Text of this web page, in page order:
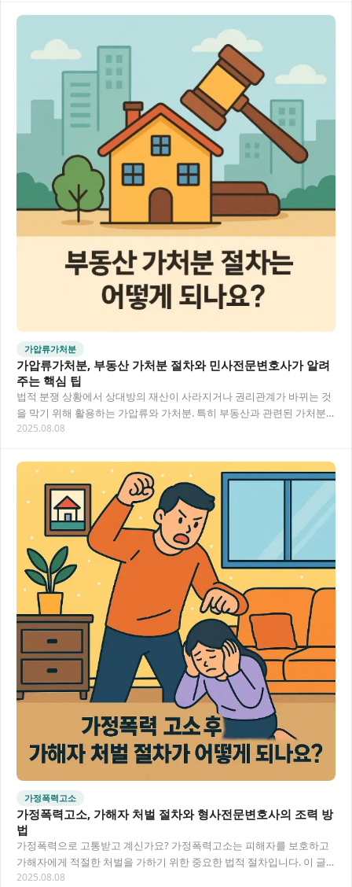
가압류가처분
가압류가처분, 부동산 가처분 절차와 민사전문변호사가 알려
주는 핵심 팁
법적 분쟁 상황에서 상대방의 재산이 사라지거나 권리관계가 바뀌는 것
을 막기 위해 활용하는 가압류와 가처분. 특히 부동산과 관련된 가처분
은 복잡한 절차와 법적 요건이 필요해요. 이…
2025.08.08
가정폭력고소
가정폭력고소, 가해자 처벌 절차와 형사전문변호사의 조력 방
법
가정폭력으로 고통받고 계신가요? 가정폭력고소는 피해자를 보호하고
가해자에게 적절한 처벌을 가하기 위한 중요한 법적 절차입니다. 이 글
에서는 가정폭력 고소 후 가해자 처벌 절차와 형…
2025.08.08